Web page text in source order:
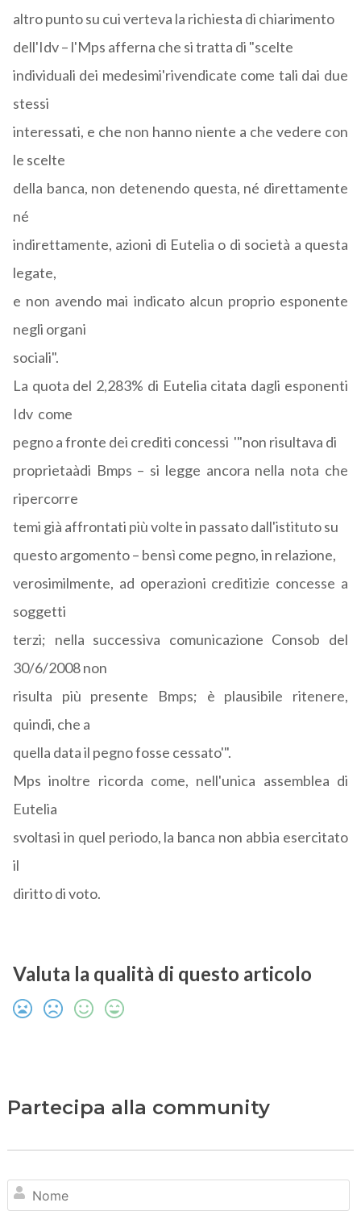
altro punto su cui verteva la richiesta di chiarimento
dell'Idv – l'Mps afferna che si tratta di "scelte
individuali dei medesimi'rivendicate come tali dai due
stessi
interessati, e che non hanno niente a che vedere con
le scelte
della banca, non detenendo questa, né direttamente
né
indirettamente, azioni di Eutelia o di società a questa
legate,
e non avendo mai indicato alcun proprio esponente
negli organi
sociali".
La quota del 2,283% di Eutelia citata dagli esponenti
Idv come
pegno a fronte dei crediti concessi '"non risultava di
proprietaàdi Bmps – si legge ancora nella nota che
ripercorre
temi già affrontati più volte in passato dall'istituto su
questo argomento – bensì come pegno, in relazione,
verosimilmente, ad operazioni creditizie concesse a
soggetti
terzi; nella successiva comunicazione Consob del
30/6/2008 non
risulta più presente Bmps; è plausibile ritenere,
quindi, che a
quella data il pegno fosse cessato'".
Mps inoltre ricorda come, nell'unica assemblea di
Eutelia
svoltasi in quel periodo, la banca non abbia esercitato
il
diritto di voto.
Valuta la qualità di questo articolo
Partecipa alla community